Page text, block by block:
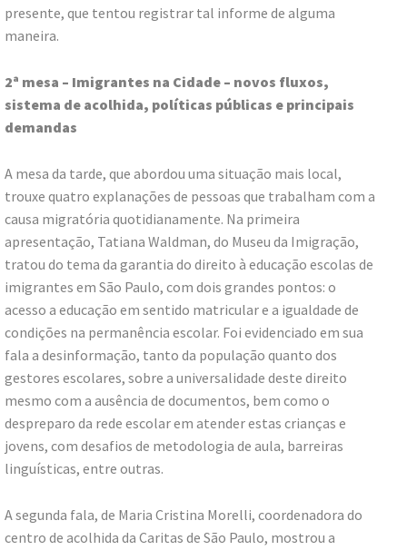
presente, que tentou registrar tal informe de alguma
maneira.
2ª mesa – Imigrantes na Cidade – novos fluxos,
sistema de acolhida, políticas públicas e principais
demandas
A mesa da tarde, que abordou uma situação mais local,
trouxe quatro explanações de pessoas que trabalham com a
causa migratória quotidianamente. Na primeira
apresentação, Tatiana Waldman, do Museu da Imigração,
tratou do tema da garantia do direito à educação escolas de
imigrantes em São Paulo, com dois grandes pontos: o
acesso a educação em sentido matricular e a igualdade de
condições na permanência escolar. Foi evidenciado em sua
fala a desinformação, tanto da população quanto dos
gestores escolares, sobre a universalidade deste direito
mesmo com a ausência de documentos, bem como o
despreparo da rede escolar em atender estas crianças e
jovens, com desafios de metodologia de aula, barreiras
linguísticas, entre outras.
A segunda fala, de Maria Cristina Morelli, coordenadora do
centro de acolhida da Caritas de São Paulo, mostrou a